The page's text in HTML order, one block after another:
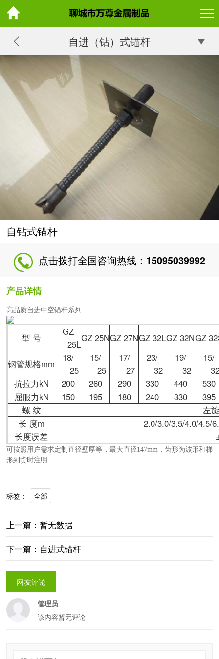
自进（钻）式锚杆
自钻式锚杆
点击拨打全国咨询热线： 15095039992
产品详情
高品质自进中空锚杆系列
型 号
GZ
25L
GZ 25NGZ 27NGZ 32LGZ 32NGZ
钢管规格mm
18/
25
15/
25
17/
27
23/
32
19/
32
15/
抗拉力kN
200 260 290 330 440
530
屈服力kN
150 195 180 240 330
395
螺 纹
左
长 度m
2.0/3.0/3.5/4.0/4.5/
长度误差
可按照用户需求定制直径壁厚等，最大直径147mm，齿形为波形和梯
形到货时注明
标签： 全部
上一篇：暂无数据
下一篇：自进式锚杆
网友评论
管理员
该内容暂无评论